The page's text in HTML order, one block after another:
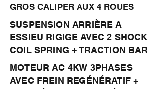
GROS CALIPER AUX 4 ROUES
SUSPENSION ARRIÈRE A
ESSIEU RIGIGE AVEC 2 SHOCK
COIL SPRING + TRACTION BAR
MOTEUR AC 4KW 3PHASES
AVEC FREIN REGÉNÉRATIF +